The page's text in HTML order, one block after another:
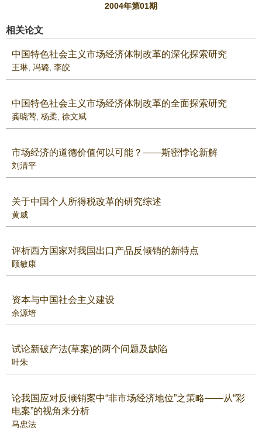
2004年第01期
相关论文
中国特色社会主义市场经济体制改革的深化探索研究
王琳 冯璐 李皎
中国特色社会主义市场经济体制改革的全面探索研究
龚晓莺 杨柔 徐文斌
市场经济的道德价值何以可能？——斯密悖论新解
刘清平
关于中国个人所得税改革的研究综述
黄威
评析西方国家对我国出口产品反倾销的新特点
顾敏康
资本与中国社会主义建设
余源培
试论新破产法(草案)的两个问题及缺陷
叶朱
论我国应对反倾销案中“非市场经济地位”之策略——从“彩
电案”的视角来分析
马忠法